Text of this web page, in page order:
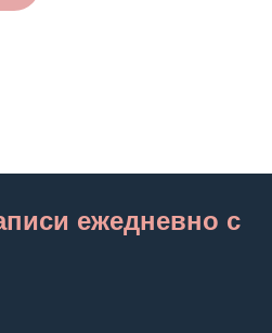
ежедневно с